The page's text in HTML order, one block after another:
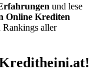
und lese
Online Krediten
Rankings aller